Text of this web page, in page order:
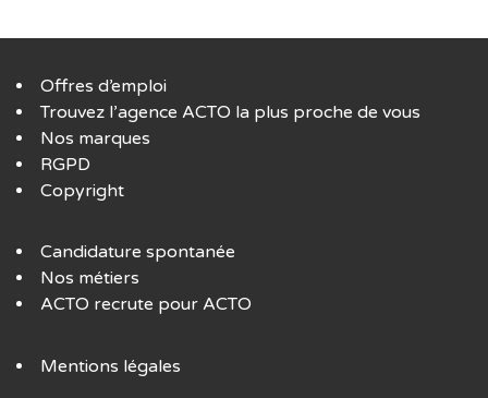
Offres d’emploi
Trouvez l’agence ACTO la plus proche de vous
Nos marques
RGPD
Copyright
Candidature spontanée
Nos métiers
ACTO recrute pour ACTO
Mentions légales